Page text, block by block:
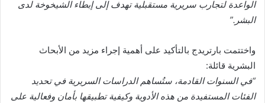
الواعدة لتجارب سريرية مستقبلية تهدف إلى إبطاء الشيخوخة لدى
البشر.”
واختتمت بارتريدج بالتأكيد على أهمية إجراء مزيد من الأبحاث
البشرية قائلة:
“في السنوات القادمة، ستُساهم الدراسات السريرية في تحديد
الفئات المستفيدة من هذه الأدوية وكيفية تطبيقها بأمان وفعالية على